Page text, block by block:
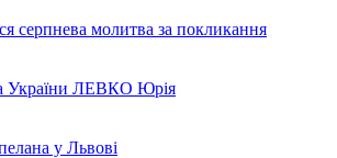
серпнева молитва за покликання
України ЛЕВКО Юрія
у Львові